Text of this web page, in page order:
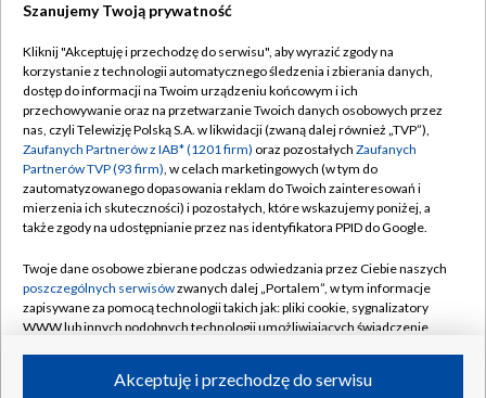
TVP
Abonament TVP
Emisja w TVP
Centrum informacji TVP
Naziemna Telewizja Cyfrowa
Rada Programowa
System NOS
Informacje o nadawcy
Program dla prasy
Regulamin TVP
Polityka prywatności
Moje zgody
Pomoc
Kontakt
Kanały
Szanujemy Twoją prywatność
Kliknij "Akceptuję i przechodzę do serwisu", aby wyrazić zgody na
korzystanie z technologii automatycznego śledzenia i zbierania danych,
dostęp do informacji na Twoim urządzeniu końcowym i ich
przechowywanie oraz na przetwarzanie Twoich danych osobowych przez
nas, czyli Telewizję Polską S.A. w likwidacji (zwaną dalej również „TVP”),
Zaufanych Partnerów z IAB* (1201 firm) oraz pozostałych Zaufanych
Partnerów TVP (93 firm), w celach marketingowych (w tym do
zautomatyzowanego dopasowania reklam do Twoich zainteresowań i
mierzenia ich skuteczności) i pozostałych, które wskazujemy poniżej, a
także zgody na udostępnianie przez nas identyfikatora PPID do Google.
Twoje dane osobowe zbierane podczas odwiedzania przez Ciebie naszych
poszczególnych serwisówzwanych dalej „Portalem”, w tym informacje
zapisywane za pomocą technologii takich jak: pliki cookie, sygnalizatory
WWW lub innych podobnych technologii umożliwiających świadczenie
ruchu w Internecie.Akceptuję i przechodzę do serwisu